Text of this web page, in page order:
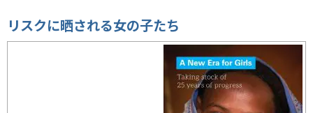
リスクに晒される女の子たち